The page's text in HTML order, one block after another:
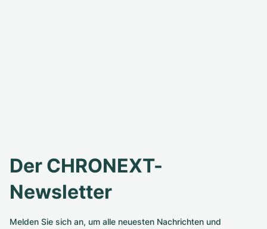
Der CHRONEXT-
Newsletter
Melden Sie sich an, um alle neuesten Nachrichten und